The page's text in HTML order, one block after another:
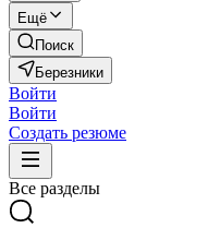
Ещё
Поиск
Березники
Войти
Войти
Создать резюме
Все разделы